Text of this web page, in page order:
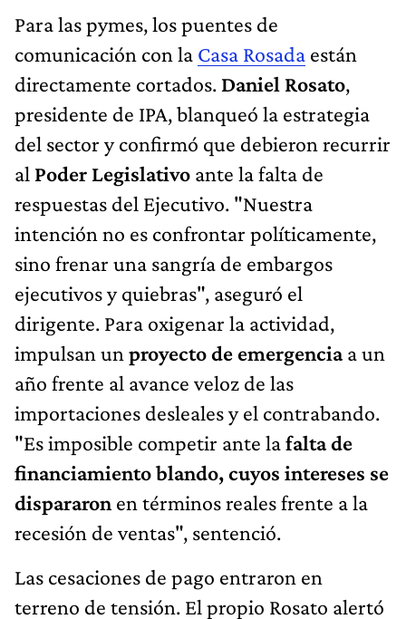
Para las pymes, los puentes de
comunicación con la Casa Rosada están
directamente cortados. Daniel Rosato,
presidente de IPA, blanqueó la estrategia
del sector y confirmó que debieron recurrir
al Poder Legislativo ante la falta de
respuestas del Ejecutivo. "Nuestra
intención no es confrontar políticamente,
sino frenar una sangría de embargos
ejecutivos y quiebras", aseguró el
dirigente. Para oxigenar la actividad,
impulsan un proyecto de emergenciaa un
año frente al avance veloz de las
importaciones desleales y el contrabando.
"Es imposible competir ante lafalta de
financiamiento blando, cuyos intereses se
dispararon en términos reales frente a la
recesión de ventas", sentenció.
Las cesaciones de pago entraron en
terreno de tensión. El propio Rosato alertó